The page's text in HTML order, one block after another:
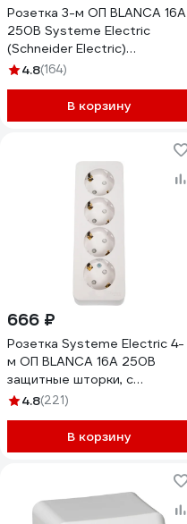
Розетка 3-м ОП BLANCA 16А
250В Systeme Electric
(Schneider Electric)
BLNRA010311
4.8(164)
В корзину
666 ₽
Розетка Systeme Electric 4-
м ОП BLANCA 16А 250В
защитные шторки, с
заземлением BLNRA011411
4.8(221)
В корзину